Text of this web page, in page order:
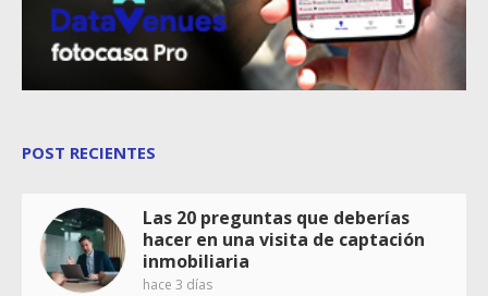
POST RECIENTES
Las 20 preguntas que deberías
hacer en una visita de captación
inmobiliaria
hace 3 días